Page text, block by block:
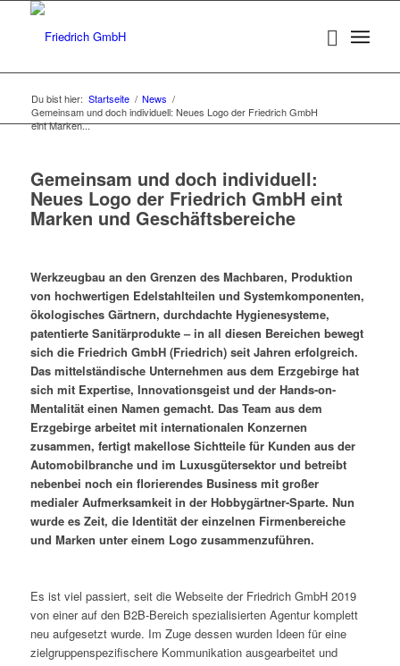
Du bist hier: Startseite / News /
Gemeinsam und doch individuell: Neues Logo der Friedrich GmbH
eint Marken...
Gemeinsam und doch individuell:
Neues Logo der Friedrich GmbH eint
Marken und Geschäftsbereiche
Werkzeugbau an den Grenzen des Machbaren, Produktion
von hochwertigen Edelstahlteilen und Systemkomponenten,
ökologisches Gärtnern, durchdachte Hygienesysteme,
patentierte Sanitärprodukte – in all diesen Bereichen bewegt
sich die Friedrich GmbH (Friedrich) seit Jahren erfolgreich.
Das mittelständische Unternehmen aus dem Erzgebirge hat
sich mit Expertise, Innovationsgeist und der Hands-on-
Mentalität einen Namen gemacht. Das Team aus dem
Erzgebirge arbeitet mit internationalen Konzernen
zusammen, fertigt makellose Sichtteile für Kunden aus der
Automobilbranche und im Luxusgütersektor und betreibt
nebenbei noch ein florierendes Business mit großer
medialer Aufmerksamkeit in der Hobbygärtner-Sparte. Nun
wurde es Zeit, die Identität der einzelnen Firmenbereiche
und Marken unter einem Logo zusammenzuführen.
Es ist viel passiert, seit die Webseite der Friedrich GmbH 2019
von einer auf den B2B-Bereich spezialisierten Agentur komplett
neu aufgesetzt wurde. Im Zuge dessen wurden Ideen für eine
zielgruppenspezifischere Kommunikation ausgearbeitet und